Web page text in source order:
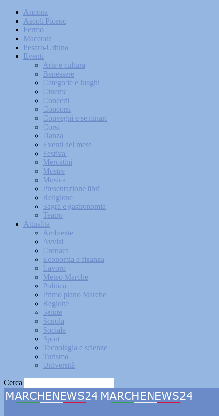
Ancona
Ascoli Piceno
Fermo
Macerata
Pesaro-Urbino
Eventi
Arte e cultura
Benessere
Categorie e luoghi
Cinema
Concerti
Concorsi
Convegni e seminari
Corsi
Danza
Eventi del mese
Festival
Mercatini
Mostre
Musica
Presentazione libri
Religione
Sagra e gastronomia
Teatro
Attualità
Ambiente
Avvisi
Cronaca
Economia e finanza
Lavoro
Meteo Marche
Politica
Primo piano Marche
Regione
Salute
Scuola
Sociale
Sport
Tecnologia e scienze
Turismo
Università
Cerca